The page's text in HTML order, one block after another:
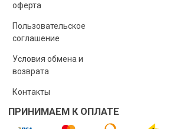
оферта
Пользовательское
соглашение
Условия обмена и
возврата
Контакты
ПРИНИМАЕМ К ОПЛАТЕ